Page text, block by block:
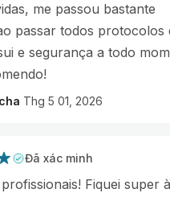
me passou bastante
passar todos protocolos
e segurança a todo
Thg 5 01, 2026
Đã xác minh
Fiquei super à